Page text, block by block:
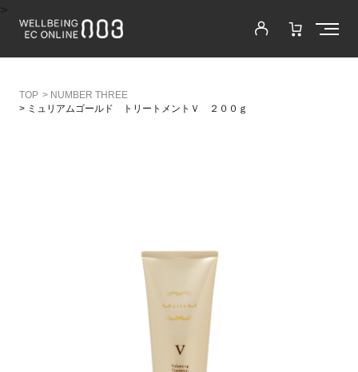
> NUMBER THREE
> ミュリアムゴールド トリートメントＶ ２００ｇ